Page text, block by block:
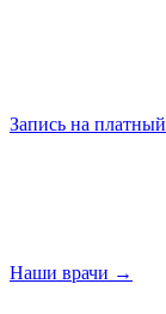
Запись на платный
Наши врачи →